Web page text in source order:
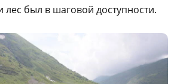
лес был в шаговой доступности.